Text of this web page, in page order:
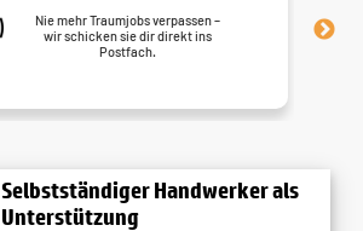
Nie mehr Traumjobs verpassen –
wir schicken sie dir direkt ins
Postfach.
Selbstständiger Handwerker als
Unterstützung